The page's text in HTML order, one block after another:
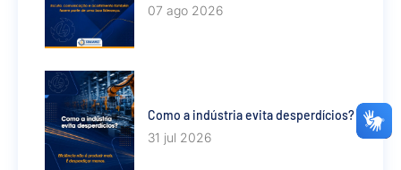
07 ago 2026
Como a indústria evita desperdícios?
31 jul 2026